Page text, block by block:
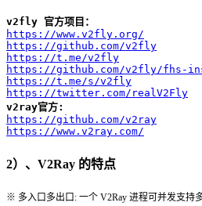
v2fly 官方项目：
https://www.v2fly.org/
https://github.com/v2fly
https://t.me/v2fly
https://github.com/v2fly/fhs-
https://t.me/s/v2fly
https://twitter.com/realV2Fly
v2ray官方:
https://github.com/v2ray
https://www.v2ray.com/
2）、V2Ray 的特点
※ 多入口多出口: 一个 V2Ray 进程可并发支持